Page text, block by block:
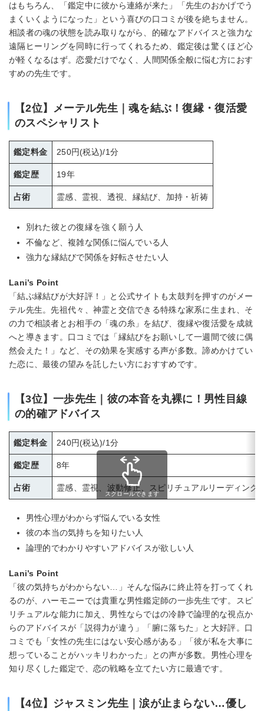
はもちろん、「鑑定中に彼から連絡が来た」「先生のおかげでう
まくいくようになった」という喜びの口コミが後を絶ちません。
相談者の魂の状態を読み取りながら、的確なアドバイスと強力な
遠隔ヒーリングを同時に行ってくれるため、鑑定後は驚くほど心
が軽くなるはず。恋愛だけでなく、人間関係全般に悩む方におす
すめの先生です。
【2位】メーテル先生｜魂を結ぶ！復縁・復活愛
のスペシャリスト
鑑定料金 250円(税込)/1分
鑑定歴 19年
占術 霊感、霊視、透視、縁結び、加持・祈祷
別れた彼との復縁を強く願う人
不倫など、複雑な関係に悩んでいる人
強力な縁結びで関係を好転させたい人
Lani’s Point
「結ぶ縁結びが大好評！」と公式サイトも太鼓判を押すのがメー
テル先生。先祖代々、神霊と交信できる特殊な家系に生まれ、そ
の力で相談者とお相手の「魂の糸」を結び、復縁や復活愛を成就
へと導きます。口コミでは「縁結びをお願いして一週間で彼に偶
然会えた！」など、その効果を実感する声が多数。諦めかけてい
た恋に、最後の望みを託したい方におすすめです。
【3位】一歩先生｜彼の本音を丸裸に！男性目線
の的確アドバイス
鑑定料金 240円(税込)/1分
鑑定歴 8年
占術 霊感、霊視、波動修正、スピリチュアルリーディング
スクロールできます
男性心理がわからず悩んでいる女性
彼の本当の気持ちを知りたい人
論理的でわかりやすいアドバイスが欲しい人
Lani’s Point
「彼の気持ちがわからない…」そんな悩みに終止符を打ってくれ
るのが、ハーモニーでは貴重な男性鑑定師の一歩先生です。スピ
リチュアルな能力に加え、男性ならではの冷静で論理的な視点か
らのアドバイスが「説得力が違う」「腑に落ちた」と大好評。口
コミでも「女性の先生にはない安心感がある」「彼が私を大事に
想っていることがハッキリわかった」との声が多数。男性心理を
知り尽くした鑑定で、恋の戦略を立てたい方に最適です。
【4位】ジャスミン先生｜涙が止まらない…優し